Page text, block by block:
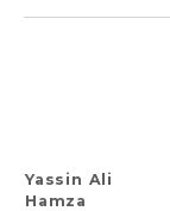
Yassin Ali
Hamza